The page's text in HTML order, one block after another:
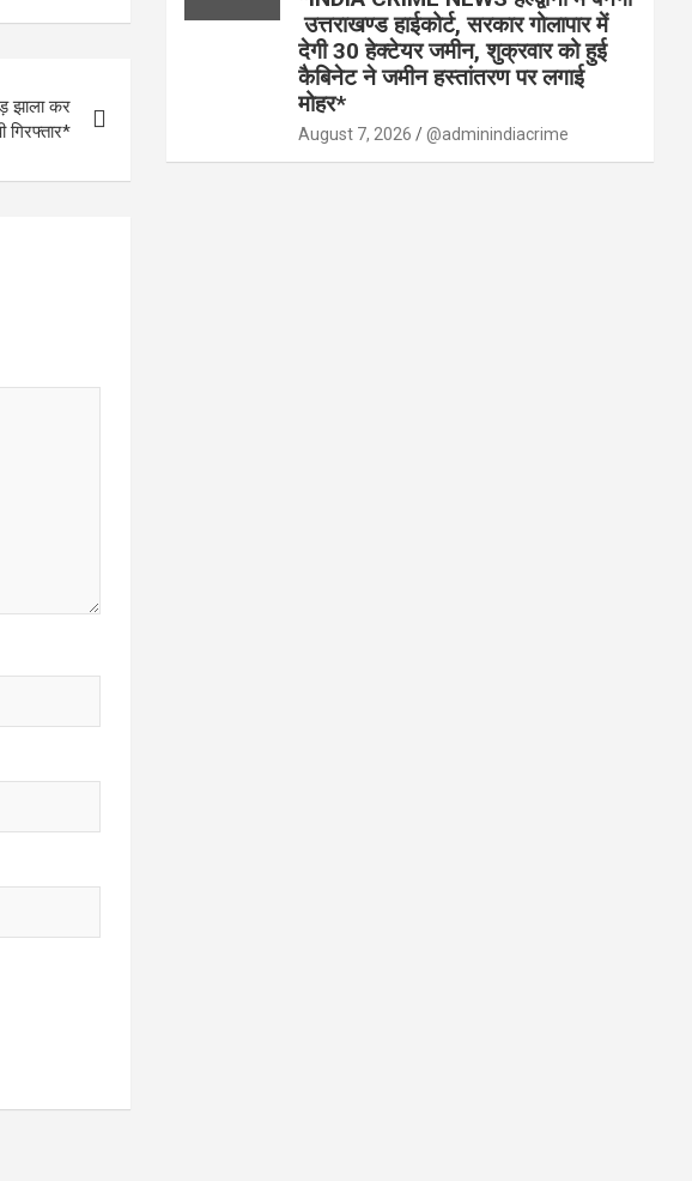
झाला कर
गिरफ्तार*
उत्तराखण्ड हाईकोर्ट, सरकार गोलापार में
देगी 30 हेक्टेयर जमीन, शुक्रवार को हुई
कैबिनेट ने जमीन हस्तांतरण पर लगाई
मोहर*
August 7, 2026 @adminindiacrime